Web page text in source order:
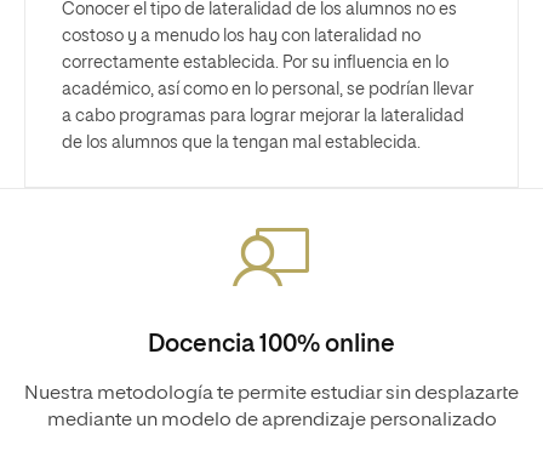
Conocer el tipo de lateralidad de los alumnos no es
costoso y a menudo los hay con lateralidad no
correctamente establecida. Por su influencia en lo
académico, así como en lo personal, se podrían llevar
a cabo programas para lograr mejorar la lateralidad
de los alumnos que la tengan mal establecida.
Docencia 100% online
Nuestra metodología te permite estudiar sin desplazarte
mediante un modelo de aprendizaje personalizado